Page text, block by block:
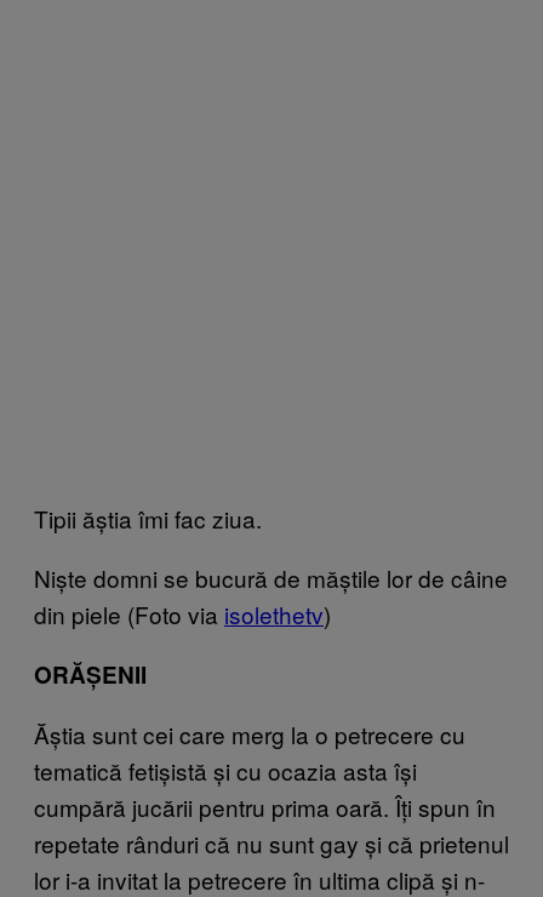
Tipii ăștia îmi fac ziua.
Niște domni se bucură de măștile lor de câine
din piele (Foto via isolethetv)
ORĂȘENII
Ăștia sunt cei care merg la o petrecere cu
tematică fetișistă și cu ocazia asta își
cumpără jucării pentru prima oară. Îți spun în
repetate rânduri că nu sunt gay și că prietenul
lor i-a invitat la petrecere în ultima clipă și n-